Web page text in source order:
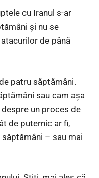
cu Iranul s-ar
și nu se
de până
patru săptămâni.
sau cam așa
un proces de
de puternic ar fi,
– sau mai